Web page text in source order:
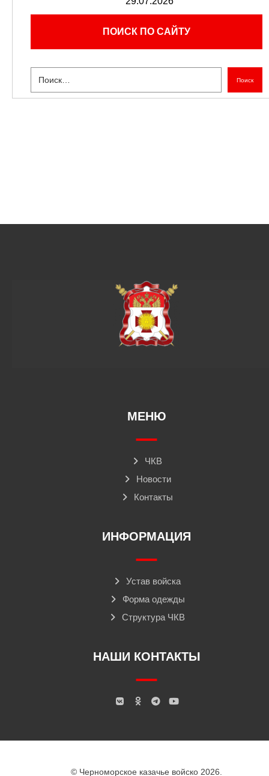
ПОИСК ПО САЙТУ
Поиск
МЕНЮ
ЧКВ
Новости
Контакты
ИНФОРМАЦИЯ
Устав войска
Форма одежды
Структура ЧКВ
НАШИ КОНТАКТЫ
© Черноморское казачье войско 2026.